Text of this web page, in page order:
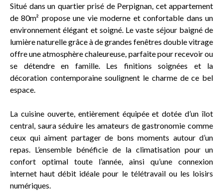
Situé dans un quartier prisé de Perpignan, cet appartement
de 80m² propose une vie moderne et confortable dans un
environnement élégant et soigné. Le vaste séjour baigné de
lumière naturelle grâce à de grandes fenêtres double vitrage
offre une atmosphère chaleureuse, parfaite pour recevoir ou
se détendre en famille. Les finitions soignées et la
décoration contemporaine soulignent le charme de ce bel
espace.
La cuisine ouverte, entièrement équipée et dotée d’un îlot
central, saura séduire les amateurs de gastronomie comme
ceux qui aiment partager de bons moments autour d’un
repas. L’ensemble bénéficie de la climatisation pour un
confort optimal toute l’année, ainsi qu’une connexion
internet haut débit idéale pour le télétravail ou les loisirs
numériques.